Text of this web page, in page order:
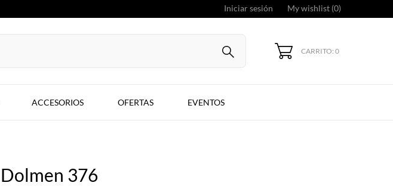
Iniciar sesión My wishlist (0)
CARRITO: 0
ACCESORIOS OFERTAS EVENTOS
Dolmen 376